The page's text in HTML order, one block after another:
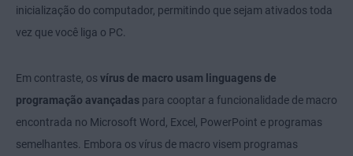
inicialização do computador, permitindo que sejam ativados toda
vez que você liga o PC.
Em contraste, os vírus de macro usam linguagens de
programação avançadas para cooptar a funcionalidade de macro
encontrada no Microsoft Word, Excel, PowerPoint e programas
semelhantes. Embora os vírus de macro visem programas